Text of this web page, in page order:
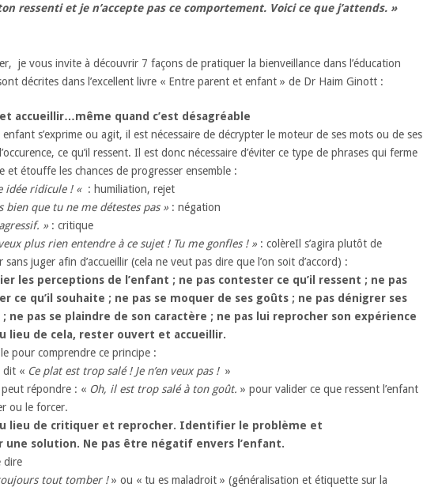
ressenti et je n’accepte pas ce comportement. Voici ce que j’attends. »
je vous invite à découvrir 7 façons de pratiquer la bienveillance dans l’éducation
décrites dans l’excellent livre « Entre parent et enfant » de Dr Haim Ginott :
accueillir…même quand c’est désagréable
enfant s’exprime ou agit, il est nécessaire de décrypter le moteur de ses mots ou de ses
ce qu’il ressent. Il est donc nécessaire d’éviter ce type de phrases qui ferme
et étouffe les chances de progresser ensemble :
idée ridicule ! « : humiliation, rejet
bien que tu ne me détestes pas »: négation
»: critique
plus rien entendre à ce sujet ! Tu me gonfles ! »: colèreIl s’agira plutôt de
sans juger afin d’accueillir (cela ne veut pas dire que l’on soit d’accord) :
les perceptions de l’enfant ; ne pas contester ce qu’il ressent ; ne pas
ce qu’il souhaite ; ne pas se moquer de ses goûts ; ne pas dénigrer ses
; ne pas se plaindre de son caractère ; ne pas lui reprocher son expérience
lieu de cela, rester ouvert et accueillir.
pour comprendre ce principe :
dit « Ce plat est trop salé ! Je n’en veux pas !»
répondre : « Oh, il est trop salé à ton goût. » pour valider ce que ressent l’enfant
ou le forcer.
lieu de critiquer et reprocher. Identifier le problème et
une solution. Ne pas être négatif envers l’enfant.
dire
tout tomber !» ou « tu es maladroit » (généralisation et étiquette sur la